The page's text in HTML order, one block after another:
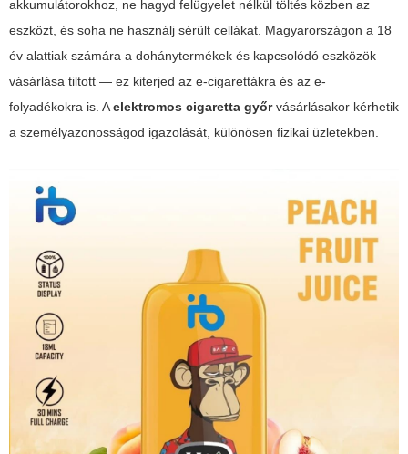
akkumulátorokhoz, ne hagyd felügyelet nélkül töltés közben az
eszközt, és soha ne használj sérült cellákat. Magyarországon a 18
év alattiak számára a dohánytermékek és kapcsolódó eszközök
vásárlása tiltott — ez kiterjed az e-cigarettákra és az e-
folyadékokra is. Aelektromos cigaretta győrvásárlásakor kérhetik
a személyazonosságod igazolását, különösen fizikai üzletekben.